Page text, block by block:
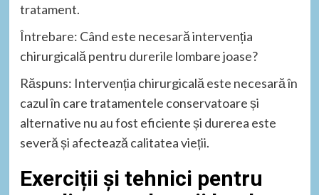
tratament.
Întrebare: Când este necesară intervenția
chirurgicală pentru durerile lombare joase?
Răspuns: Intervenția chirurgicală este necesară în
cazul în care tratamentele conservatoare și
alternative nu au fost eficiente și durerea este
severă și afectează calitatea vieții.
Exerciții și tehnici pentru